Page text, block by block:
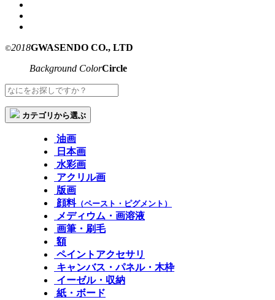
©2018GWASENDO CO., LTD
Background ColorCircle
カテゴリから選ぶ
油画
日本画
水彩画
アクリル画
版画
顔料（ペースト・ピグメント）
メディウム・画溶液
画筆・刷毛
額
ペイントアクセサリ
キャンバス・パネル・木枠
イーゼル・収納
紙・ボード